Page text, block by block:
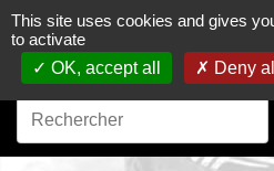
Journées, stages et baptêmes
ligne de pièces détachées
This site uses cookies and gives
to activate
OK, accept all
Deny